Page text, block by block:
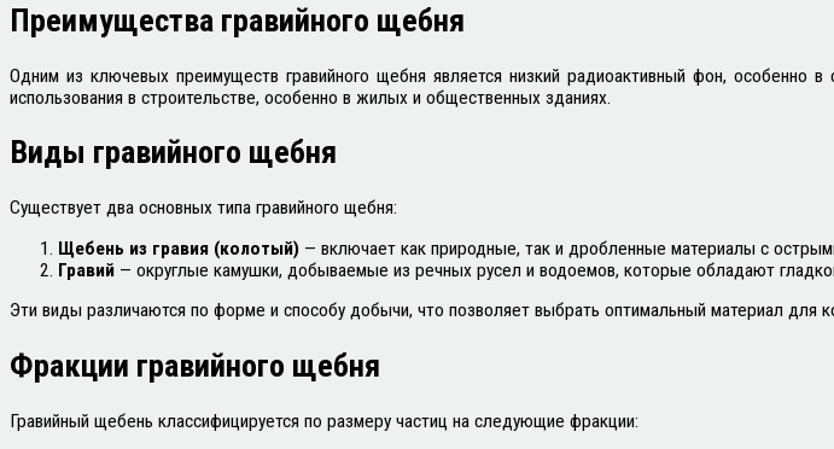
Преимущества гравийного щебня
Одним из ключевых преимуществ гравийного щебня является низкий радиоактивный фон,
использования в строительстве, особенно в жилых и общественных зданиях.
Виды гравийного щебня
Существует два основных типа гравийного щебня:
Щебень из гравия (колотый) — включает как природные, так и дробленные материалы с
Гравий — округлые камушки, добываемые из речных русел и водоемов, которые обладают
Эти виды различаются по форме и способу добычи, что позволяет выбрать оптимальный материал для
Фракции гравийного щебня
Гравийный щебень классифицируется по размеру частиц на следующие фракции: